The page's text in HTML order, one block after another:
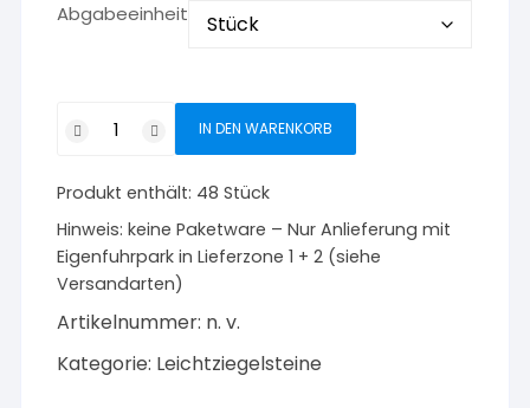
Abgabeeinheit
Planziegel
42,5
6-
0,65
24,8
×
×
IN DEN WARENKORB
Produkt enthält: 48Stück
Hinweis:keine Paketware – Nur Anlieferung mit
Eigenfuhrpark in Lieferzone 1 + 2 (siehe
Versandarten)
Artikelnummer: n. v.
Kategorie: Leichtziegelsteine